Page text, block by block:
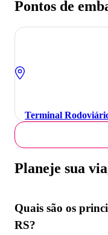
Pontos de
Terminal
Planeje sua
Quais são os
RS?